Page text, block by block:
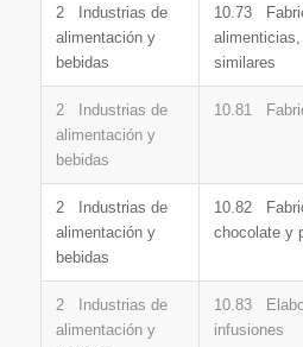
2 Industrias de
alimentación y
bebidas
10.73
similares
2 Industrias de
alimentación y
bebidas
10.81
2 Industrias de
alimentación y
bebidas
10.82
chocolate y
2 Industrias de
alimentación y
10.83
infusiones